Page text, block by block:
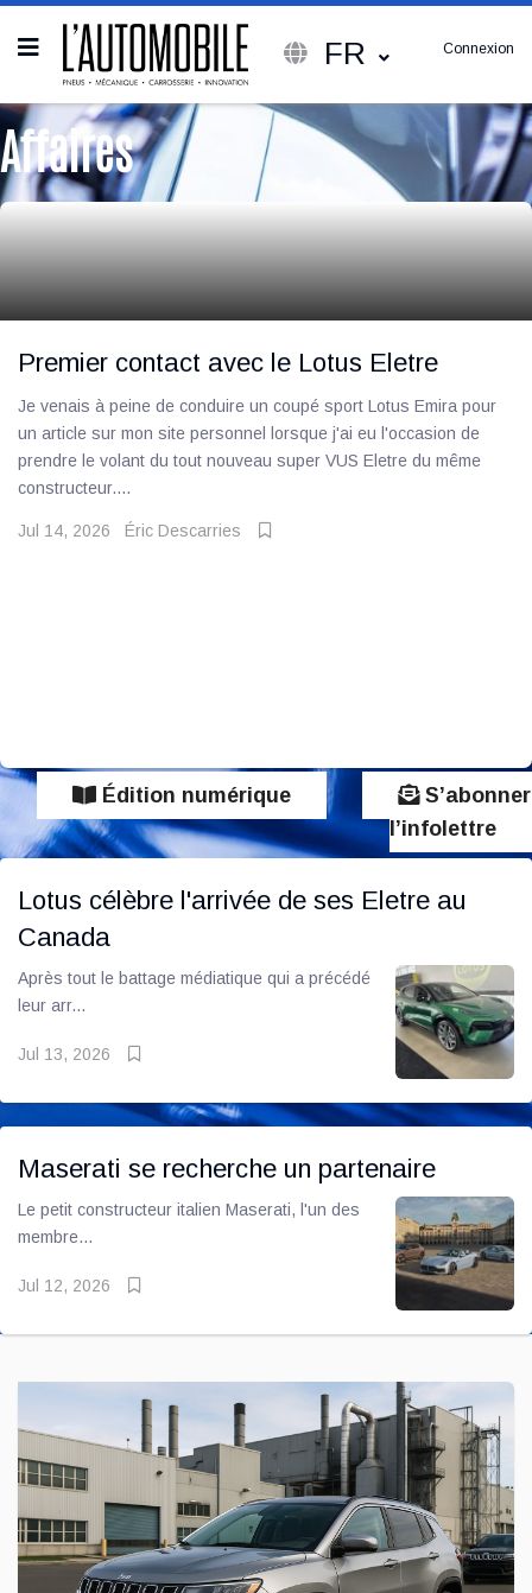
FR Connexion
Affaires
Premier contact avec le Lotus Eletre
Je venais à peine de conduire un coupé sport Lotus Emira pour
un article sur mon site personnel lorsque j'ai eu l'occasion de
prendre le volant du tout nouveau super VUS Eletre du même
constructeur....
Jul 14, 2026 Éric Descarries
Édition numérique
l’infolettre
Lotus célèbre l'arrivée de ses Eletre au
Canada
Après tout le battage médiatique qui a précédé
leur arr...
Jul 13, 2026
Maserati se recherche un partenaire
Le petit constructeur italien Maserati, l'un des
membre...
Jul 12, 2026